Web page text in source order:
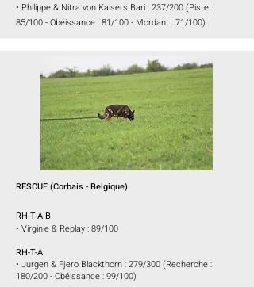
• Philippe & Nitra von Kaisers Bari : 237/200 (Piste :
85/100 - Obéissance : 81/100 - Mordant : 71/100)
RESCUE(Corbais- Belgique)
RH-T-A B
• Virginie & Replay : 89/100
RH-T-A
• Jurgen & Fjero Blackthorn : 279/300 (Recherche :
180/200 - Obéissance : 99/100)